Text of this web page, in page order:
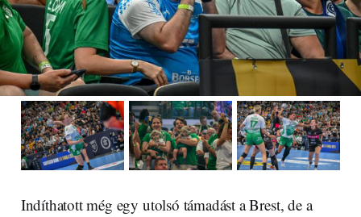
Indíthatott még egy utolsó támadást a Brest, de a